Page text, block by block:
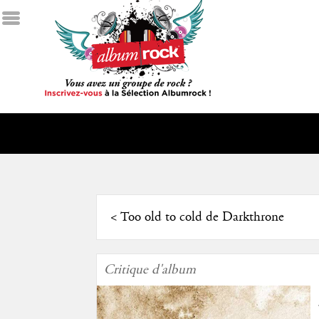
< Too old to cold de Darkthrone
Critique d'album